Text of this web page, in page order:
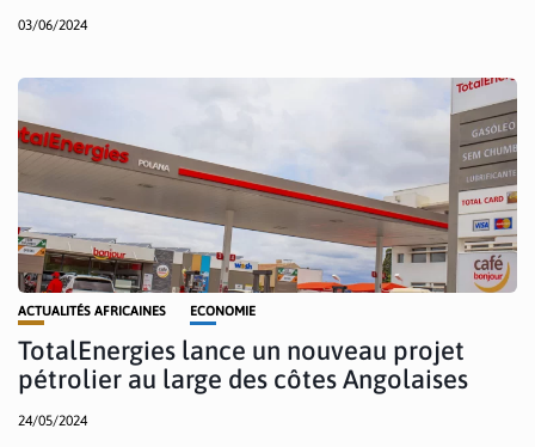
03/06/2024
ACTUALITÉS AFRICAINES ECONOMIE
TotalEnergies lance un nouveau projet
pétrolier au large des côtes Angolaises
24/05/2024